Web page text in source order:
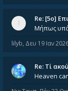
Re: [5ο]
Μήπως
lilyb, Δευ 19 Ιαν
Re: Tί
Heaven